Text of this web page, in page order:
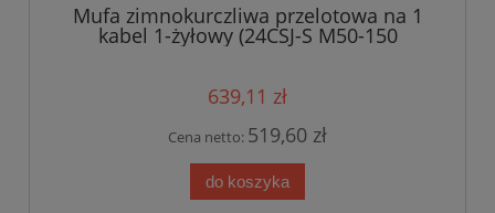
Mufa zimnokurczliwa przelotowa na 1
kabel 1-żyłowy (24CSJ-S M50-150
Euromold) 12/20kV 50-150mm?
639,11 zł
Cena netto: 519,60 zł
do koszyka